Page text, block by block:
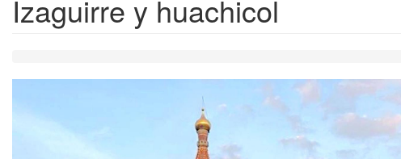
Izaguirre y huachicol